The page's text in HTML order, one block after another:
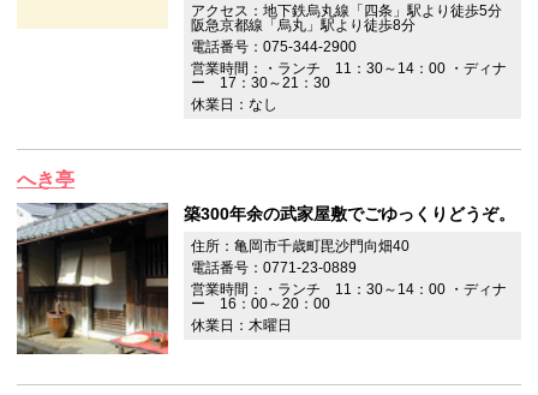
アクセス：地下鉄烏丸線「四条」駅より徒歩5分
阪急京都線「烏丸」駅より徒歩8分
電話番号：075-344-2900
営業時間：・ランチ 11：30～14：00 ・ディナ
ー 17：30～21：30
休業日：なし
へき亭
築300年余の武家屋敷でごゆっくりどうぞ。
住所：亀岡市千歳町毘沙門向畑40
電話番号：0771-23-0889
営業時間：・ランチ 11：30～14：00 ・ディナ
ー 16：00～20：00
休業日：木曜日